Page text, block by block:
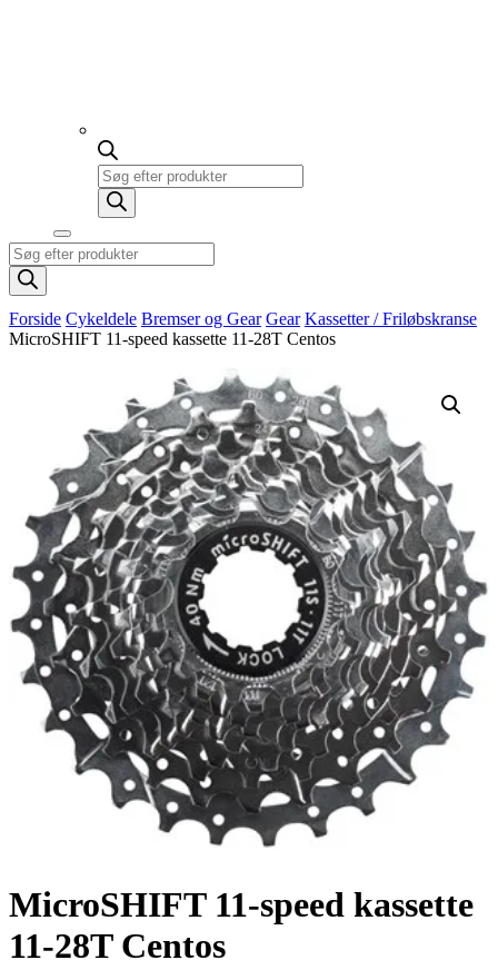
Products
search
Products
search
Forside Cykeldele Bremser og Gear Gear Kassetter / Friløbskranse
MicroSHIFT 11-speed kassette 11-28T Centos
MicroSHIFT 11-speed kassette
11-28T Centos